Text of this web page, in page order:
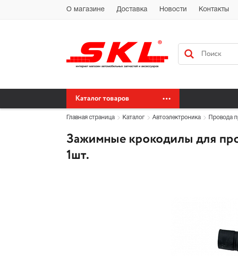
Автохимия Краснодар Доставка доставка по Краснодарскому краю
сайт автохимия оптомО магазине Доставка Новости Контакты
Каталог товаров
Главная страница Каталог Автоэлектроника Провода
Зажимные крокодилы для
1шт.